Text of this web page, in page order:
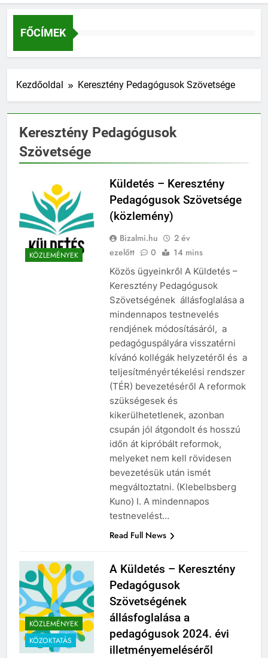
FŐCÍMEK
Kezdőoldal Keresztény Pedagógusok Szövetsége
Keresztény Pedagógusok
Szövetsége
KÖZLEMÉNYEK
Küldetés – Keresztény
Pedagógusok Szövetsége
(közlemény)
Bizalmi.hu
2 év
ezelőtt
0 14 mins
Közös ügyeinkről A Küldetés –
Keresztény Pedagógusok
Szövetségének állásfoglalása a
mindennapos testnevelés
rendjének módosításáról, a
pedagóguspályára visszatérni
kívánó kollégák helyzetéről és a
teljesítményértékelési rendszer
(TÉR) bevezetéséről A reformok
szükségesek és
kikerülhetetlenek, azonban
csupán jól átgondolt és hosszú
időn át kipróbált reformok,
melyeket nem kell rövidesen
bevezetésük után ismét
megváltoztatni. (Klebelbsberg
Kuno) I. A mindennapos
testnevelést…
Read Full News
KÖZLEMÉNYEK
KÖZOKTATÁS
A Küldetés – Keresztény
Pedagógusok
Szövetségének
állásfoglalása a
pedagógusok 2024. évi
illetményemeléséről